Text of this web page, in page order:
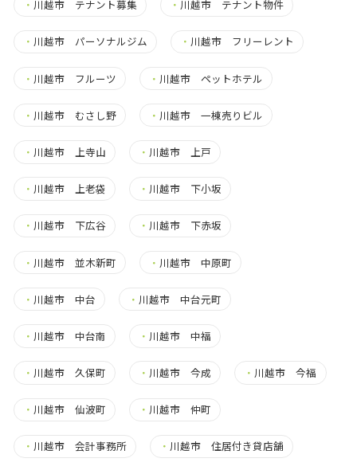
・ 川越市 テナント募集 ・ 川越市 テナント物件
・ 川越市 パーソナルジム ・ 川越市 フリーレント
・ 川越市 フルーツ ・ 川越市 ペットホテル
・ 川越市 むさし野 ・ 川越市 一棟売りビル
・ 川越市 上寺山 ・ 川越市 上戸
・ 川越市 上老袋 ・ 川越市 下小坂
・ 川越市 下広谷 ・ 川越市 下赤坂
・ 川越市 並木新町 ・ 川越市 中原町
・ 川越市 中台 ・ 川越市 中台元町
・ 川越市 中台南 ・ 川越市 中福
・ 川越市 久保町 ・ 川越市 今成 ・ 川越市 今福
・ 川越市 仙波町 ・ 川越市 仲町
・ 川越市 会計事務所 ・ 川越市 住居付き貸店舗